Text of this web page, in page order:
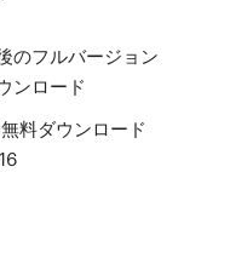
のフルバージョン
ンロード
料ダウンロード